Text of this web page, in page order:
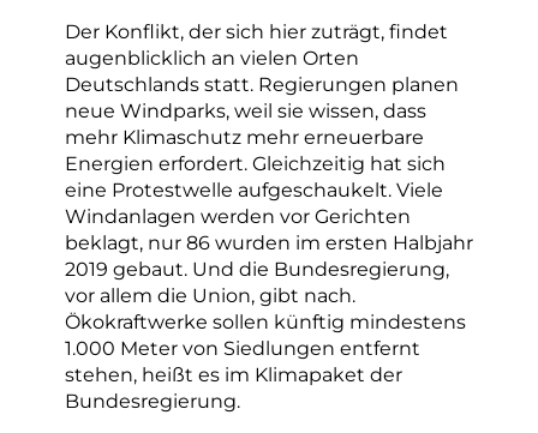
Der Konflikt, der sich hier zuträgt, findet
augenblicklich an vielen Orten
Deutschlands statt. Regierungen planen
neue Windparks, weil sie wissen, dass
mehr Klimaschutz mehr erneuerbare
Energien erfordert. Gleichzeitig hat sich
eine Protestwelle aufgeschaukelt. Viele
Windanlagen werden vor Gerichten
beklagt, nur 86 wurden im ersten Halbjahr
2019 gebaut. Und die Bundesregierung,
vor allem die Union, gibt nach.
Ökokraftwerke sollen künftig mindestens
1.000 Meter von Siedlungen entfernt
stehen, heißt es im Klimapaket der
Bundesregierung.